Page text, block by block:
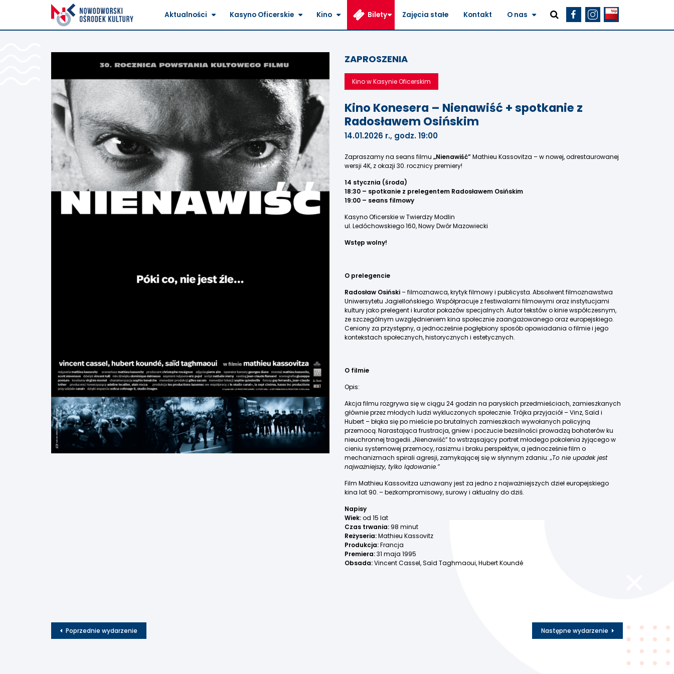
Aktualności Kasyno Oficerskie Kino Bilety Zajęcia stałe Kontakt O nas
ZAPROSZENIA
Kino w Kasynie Oficerskim
Kino Konesera – Nienawiść + spotkanie z
Radosławem Osińskim
14.01.2026 r., godz. 19:00
Zapraszamy na seans filmu„Nienawiść”Mathieu Kassovitza – w nowej, odrestaurowanej
wersji 4K, z okazji 30. rocznicy premiery!
14 stycznia (środa)
18:30 – spotkanie z prelegentem Radosławem Osińskim
19:00 – seans filmowy
Kasyno Oficerskie w Twierdzy Modlin
ul. Ledóchowskiego 160, Nowy Dwór Mazowiecki
Wstęp wolny!
O prelegencie
Radosław Osiński– filmoznawca, krytyk filmowy i publicysta. Absolwent filmoznawstwa
Uniwersytetu Jagiellońskiego. Współpracuje z festiwalami filmowymi oraz instytucjami
kultury jako prelegent i kurator pokazów specjalnych. Autor tekstów o kinie współczesnym,
ze szczególnym uwzględnieniem kina społecznie zaangażowanego oraz europejskiego.
Ceniony za przystępny, a jednocześnie pogłębiony sposób opowiadania o filmie i jego
kontekstach społecznych, historycznych i estetycznych.
O filmie
Opis:
Akcja filmu rozgrywa się w ciągu 24 godzin na paryskich przedmieściach, zamieszkanych
głównie przez młodych ludzi wykluczonych społecznie. Trójka przyjaciół – Vinz, Saïd i
Hubert – błąka się po mieście po brutalnych zamieszkach wywołanych policyjną
przemocą. Narastająca frustracja, gniew i poczucie bezsilności prowadzą bohaterów ku
nieuchronnej tragedii. „Nienawiść” to wstrząsający portret młodego pokolenia żyjącego w
cieniu systemowej przemocy, rasizmu i braku perspektyw, a jednocześnie film o
mechanizmach spirali agresji, zamykającej się w słynnym zdaniu:„To nie upadek jest
najważniejszy, tylko lądowanie.”
Film Mathieu Kassovitza uznawany jest za jedno z najważniejszych dzieł europejskiego
kina lat 90. – bezkompromisowy, surowy i aktualny do dziś.
Napisy
Wiek:od 15 lat
Czas trwania:98 minut
Reżyseria:Mathieu Kassovitz
Produkcja:Francja
Premiera:31 maja 1995
Obsada:Vincent Cassel, Saïd Taghmaoui, Hubert Koundé
Poprzednie wydarzenie Następne wydarzenie